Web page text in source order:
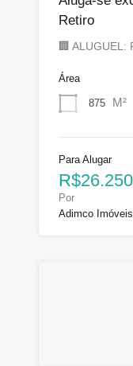
Retiro
🏢
Área
875 M²
Para Alugar
Por
Adimco Imóveis